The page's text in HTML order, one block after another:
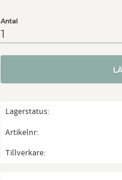
Antal
Lagerstatus
Artikelnr
Tillverkare